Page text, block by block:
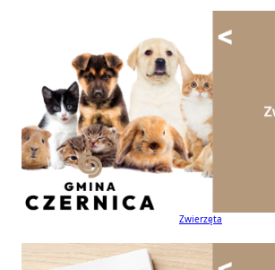
Zwierzęta